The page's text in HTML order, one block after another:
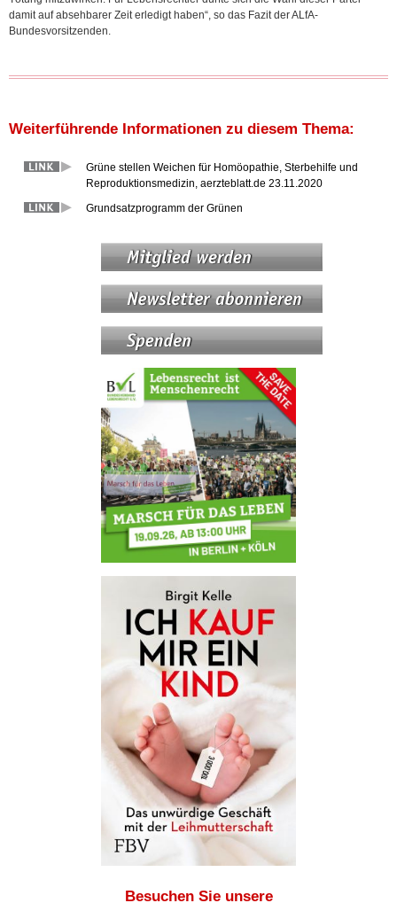
damit auf absehbarer Zeit erledigt haben“, so das Fazit der ALfA-
Bundesvorsitzenden.
Weiterführende Informationen zu diesem Thema:
Grüne stellen Weichen für Homöopathie, Sterbehilfe und
Reproduktionsmedizin, aerzteblatt.de 23.11.2020
Grundsatzprogramm der Grünen
Besuchen Sie unsere